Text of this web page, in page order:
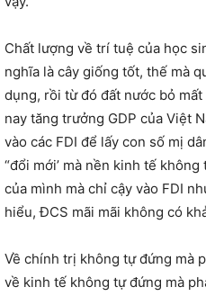
Chất lượng về trí tuệ của học
nghĩa là cây giống tốt, thế mà
dụng, rồi từ đó đất nước bỏ
nay tăng trưởng GDP của Việt
vào các FDI để lấy con số mị
“đổi mới’ mà nền kinh tế
của mình mà chỉ cậy vào FDI
hiểu, ĐCS mãi mãi không có
Về chính trị không tự đứng mà
về kinh tế không tự đứng mà